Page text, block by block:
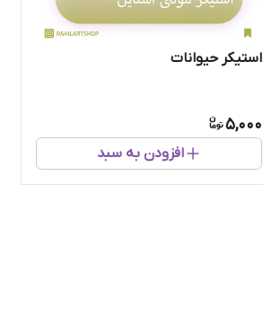
استیکر حیوانات
5,000
افزودن به سبد